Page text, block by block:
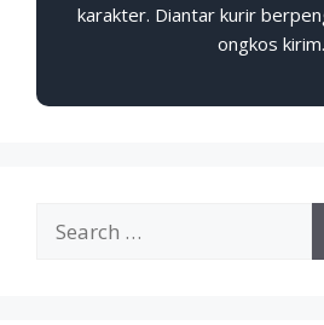
karakter. Diantar kurir
ongkos kirim.